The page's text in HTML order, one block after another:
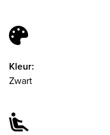
Kleur:
Zwart